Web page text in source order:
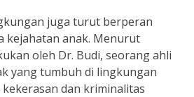
juga turut berperan
kejahatan anak. Menurut
oleh Dr. Budi, seorang ahli
yang tumbuh di lingkungan
dan kriminalitas